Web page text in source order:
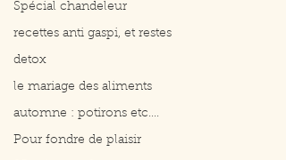
Spécial chandeleur
recettes anti gaspi, et restes
detox
le mariage des aliments
automne : potirons etc....
Pour fondre de plaisir